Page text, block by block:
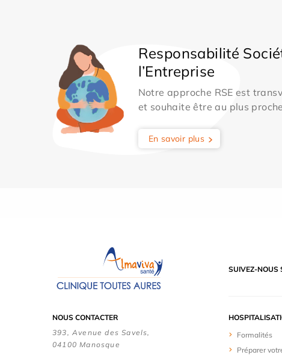
Responsabilité
l’Entreprise
Notre approche RSE est
et souhaite être au plus
En savoir plus
SUIVEZ-NOUS
NOUS CONTACTER
393, Avenue des Savels,
04100 Manosque
Formalités
Préparer